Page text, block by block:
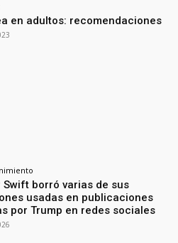
en adultos: recomendaciones
Swift borró varias de sus
usadas en publicaciones
por Trump en redes sociales